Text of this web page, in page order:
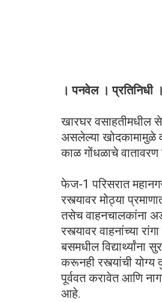
। पनवेल । प्रतिनिधी ।
खारघर वसाहतीमधील
असलेल्या खोदकामामुळे
काळ गोंधळाचे वातावरण
फेज-1 परिसरात
रस्त्यावर मोठ्या
तसेच वाहनचालकांना
रस्त्यावर वाहनांच्या
बसमधील विद्यार्थ्यांना
करूनही रस्त्यांची
पूर्ववत करावेत आणि
आहे.